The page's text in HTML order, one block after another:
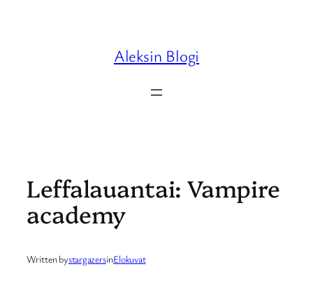
Aleksin Blogi
Leffalauantai: Vampire
academy
Written bystargazersinElokuvat